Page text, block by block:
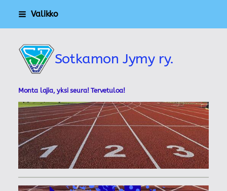
Siirry
Valikko
Sotkamon Jymy ry.
Monta lajia, yksi seura! Tervetuloa!